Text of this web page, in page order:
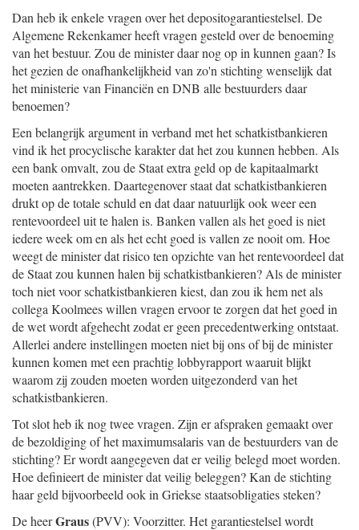
Dan heb ik enkele vragen over het depositogarantiestelsel. De
Algemene Rekenkamer heeft vragen gesteld over de benoeming
van het bestuur. Zou de minister daar nog op in kunnen gaan? Is
het gezien de onafhankelijkheid van zo'n stichting wenselijk dat
het ministerie van Financiën en DNB alle bestuurders daar
benoemen?
Een belangrijk argument in verband met het schatkistbankieren
vind ik het procyclische karakter dat het zou kunnen hebben. Als
een bank omvalt, zou de Staat extra geld op de kapitaalmarkt
moeten aantrekken. Daartegenover staat dat schatkistbankieren
drukt op de totale schuld en dat daar natuurlijk ook weer een
rentevoordeel uit te halen is. Banken vallen als het goed is niet
iedere week om en als het echt goed is vallen ze nooit om. Hoe
weegt de minister dat risico ten opzichte van het rentevoordeel dat
de Staat zou kunnen halen bij schatkistbankieren? Als de minister
toch niet voor schatkistbankieren kiest, dan zou ik hem net als
collega Koolmees willen vragen ervoor te zorgen dat het goed in
de wet wordt afgehecht zodat er geen precedentwerking ontstaat.
Allerlei andere instellingen moeten niet bij ons of bij de minister
kunnen komen met een prachtig lobbyrapport waaruit blijkt
waarom zij zouden moeten worden uitgezonderd van het
schatkistbankieren.
Tot slot heb ik nog twee vragen. Zijn er afspraken gemaakt over
de bezoldiging of het maximumsalaris van de bestuurders van de
stichting? Er wordt aangegeven dat er veilig belegd moet worden.
Hoe definieert de minister dat veilig beleggen? Kan de stichting
haar geld bijvoorbeeld ook in Griekse staatsobligaties steken?
De heerGraus(PVV): Voorzitter. Het garantiestelsel wordt